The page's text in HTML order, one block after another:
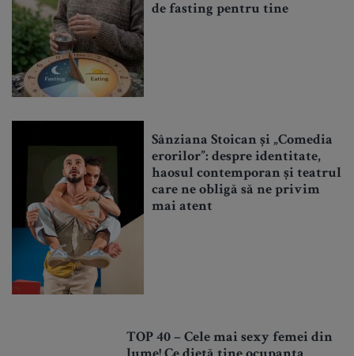
de fasting pentru tine
Sânziana Stoican și „Comedia
erorilor”: despre identitate,
haosul contemporan și teatrul
care ne obligă să ne privim
mai atent
TOP 40 – Cele mai sexy femei din